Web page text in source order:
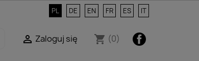
PL DE EN FR ES IT
Facebook
shopping_cart (0)
 Zaloguj się